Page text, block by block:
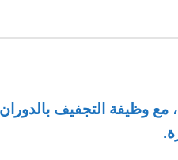
مع وظيفة التجفيف